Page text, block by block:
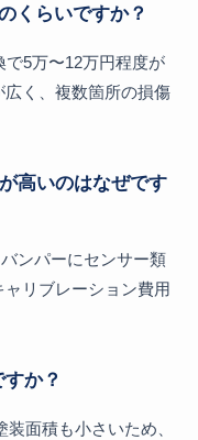
くらいですか？
5万〜12万円程度が
く、複数箇所の損傷
高いのはなぜです
ンパーにセンサー類
リブレーション費用
か？
面積も小さいため、